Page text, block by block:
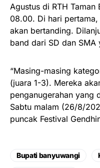
Agustus di RTH
08.00. Di hari
akan bertanding.
band dari SD dan
“Masing-masing
(juara 1-3). Mereka
penganugerahan yang
Sabtu malam (26/8/
puncak Festival
Bupati banyuwangi